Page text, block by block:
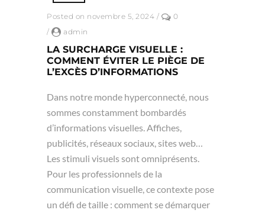
Posted on novembre 5, 2024 /
0
/
admin
LA SURCHARGE VISUELLE :
COMMENT ÉVITER LE PIÈGE DE
L’EXCÈS D’INFORMATIONS
Dans notre monde hyperconnecté, nous
sommes constamment bombardés
d’informations visuelles. Affiches,
publicités, réseaux sociaux, sites web…
Les stimuli visuels sont omniprésents.
Pour les professionnels de la
communication visuelle, ce contexte pose
un défi de taille : comment se démarquer